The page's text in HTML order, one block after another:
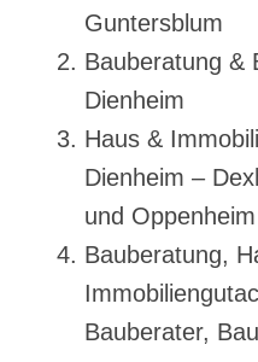
Guntersblum
Bauberatung &
Dienheim
Haus &
Dienheim –
und Oppenheim
Bauberatung,
Bauberater,